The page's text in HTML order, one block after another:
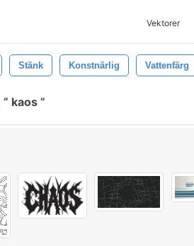
Vektorer
Stänk Konstnärlig Vattenfärg
kaos